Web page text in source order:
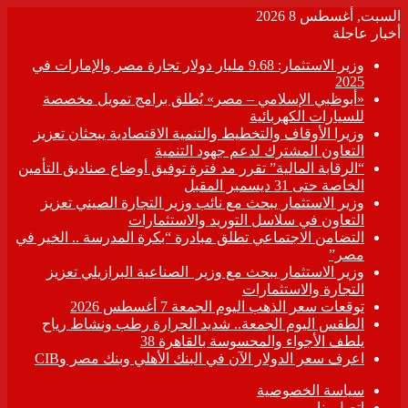
السبت, أغسطس 8 2026
أخبار عاجلة
وزير الاستثمار: 9.68 مليار دولار تجارة مصر والإمارات في
2025
«أبوظبي الإسلامي – مصر» يُطلق برامج تمويل مخصصة
للسيارات الكهربائية
وزيرا الأوقاف والتخطيط والتنمية الاقتصادية يبحثان تعزيز
التعاون المشترك لدعم جهود التنمية
“الرقابة المالية” تقرر مد فترة توفيق أوضاع صناديق التأمين
الخاصة حتى 31 ديسمبر المقبل
وزير الاستثمار يبحث مع نائب وزير التجارة الصيني تعزيز
التعاون في سلاسل التوريد والاستثمارات
التضامن الاجتماعي تطلق مبادرة “بكرة المدرسة .. الخير في
مصر”
وزير الاستثمار يبحث مع وزير الصناعية البرازيلي تعزيز
التجارة والاستثمارات
توقعات سعر الذهب اليوم الجمعة 7 أغسطس 2026
الطقس اليوم الجمعة.. شديد الحرارة رطب ونشاط رياح
يلطف الأجواء والمحسوسة بالقاهرة 38
اعرف سعر الدولار الآن في البنك الأهلي وبنك مصر وCIB
سياسة الخصوصية